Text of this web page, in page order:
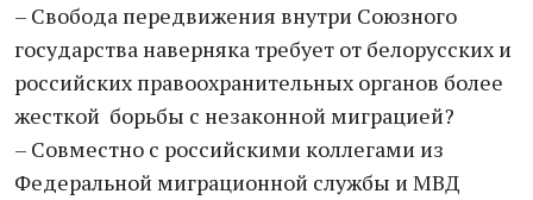
– Свобода передвижения внутри Союзного
государства наверняка требует от белорусских и
российских правоохранительных органов более
жесткой борьбы с незаконной миграцией?
– Совместно с российскими коллегами из
Федеральной миграционной службы и МВД